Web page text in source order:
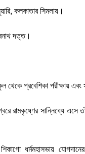
কলকাতার সিমলায়।
দত্ত।
থেকে প্রবেশিকা পরীক্ষায়
রামকৃষ্ণের সান্নিধ্যে এসে
শিকাগো ধর্মমহাসভায়